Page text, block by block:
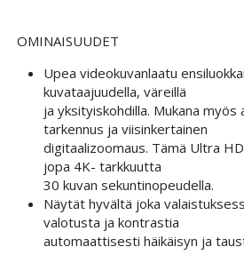
OMINAISUUDET
Upea videokuvanlaatu
kuvataajuudella, väreillä
ja yksityiskohdilla. Mukana
tarkennus ja viisinkertainen
digitaalizoomaus. Tämä Ultra
jopa 4K- tarkkuutta
30 kuvan sekuntinopeudella.
Näytät hyvältä joka
valotusta ja kontrastia
automaattisesti häikäisyn ja